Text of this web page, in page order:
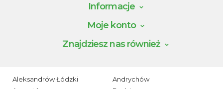
Informacje
Moje konto
Znajdziesz nas również
Aleksandrów Łódzki
Andrychów